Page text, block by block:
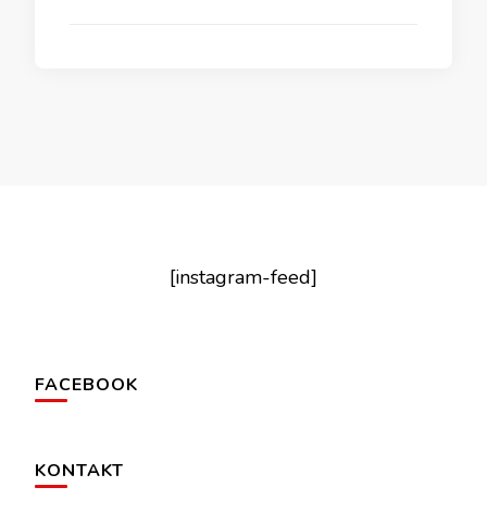
[instagram-feed]
FACEBOOK
KONTAKT